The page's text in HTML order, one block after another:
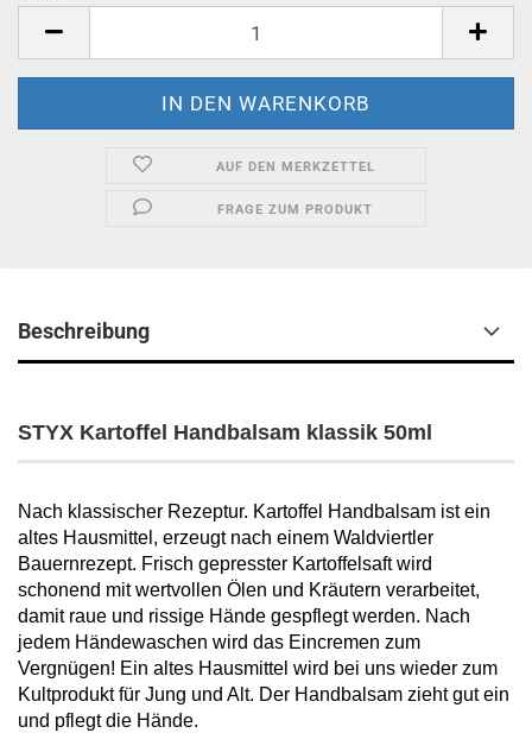
AUF DEN MERKZETTEL
FRAGE ZUM PRODUKT
Beschreibung
STYX Kartoffel Handbalsam klassik 50ml
Nach klassischer Rezeptur. Kartoffel Handbalsam ist ein
altes Hausmittel, erzeugt nach einem Waldviertler
Bauernrezept. Frisch gepresster Kartoffelsaft wird
schonend mit wertvollen Ölen und Kräutern verarbeitet,
damit raue und rissige Hände gespflegt werden. Nach
jedem Händewaschen wird das Eincremen zum
Vergnügen! Ein altes Hausmittel wird bei uns wieder zum
Kultprodukt für Jung und Alt. Der Handbalsam zieht gut ein
und pflegt die Hände.